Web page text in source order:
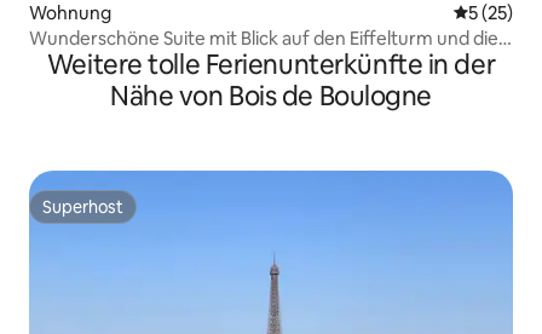
Wohnung
5 (25)
Wunderschöne Suite mit Blick auf den Eiffelturm und die
Champs-Élysées, Klimaanlage
Weitere tolle Ferienunterkünfte in der
Nähe von Bois de Boulogne
Superhost
Superhost